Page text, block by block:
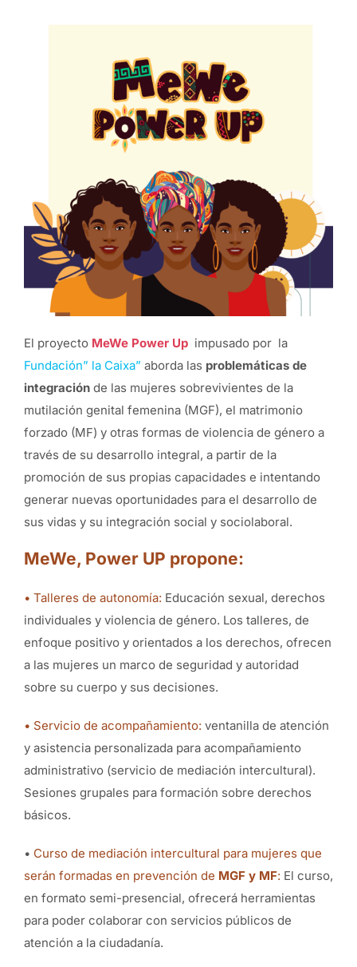
El proyecto MeWe Power Upimpusado por la
Fundación” la Caixa” aborda las problemáticas de
integraciónde las mujeres sobrevivientes de la
mutilación genital femenina (MGF), el matrimonio
forzado (MF) y otras formas de violencia de género a
través de su desarrollo integral, a partir de la
promoción de sus propias capacidades e intentando
generar nuevas oportunidades para el desarrollo de
sus vidas y su integración social y sociolaboral.
MeWe, Power UP propone:
• Talleres de autonomía: Educación sexual, derechos
individuales y violencia de género. Los talleres, de
enfoque positivo y orientados a los derechos, ofrecen
a las mujeres un marco de seguridad y autoridad
sobre su cuerpo y sus decisiones.
• Servicio de acompañamiento: ventanilla de atención
y asistencia personalizada para acompañamiento
administrativo (servicio de mediación intercultural).
Sesiones grupales para formación sobre derechos
básicos.
• Curso de mediación intercultural para mujeres que
serán formadas en prevención de MGF y MF: El curso,
en formato semi-presencial, ofrecerá herramientas
para poder colaborar con servicios públicos de
atención a la ciudadanía.